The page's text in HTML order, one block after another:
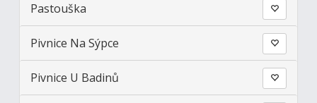
Pastouška
Pivnice Na Sýpce
Pivnice U Badinů